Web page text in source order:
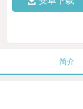
简介